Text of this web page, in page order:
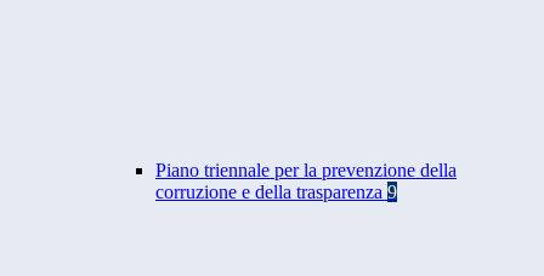
Piano triennale per la prevenzione della
corruzione e della trasparenza 9